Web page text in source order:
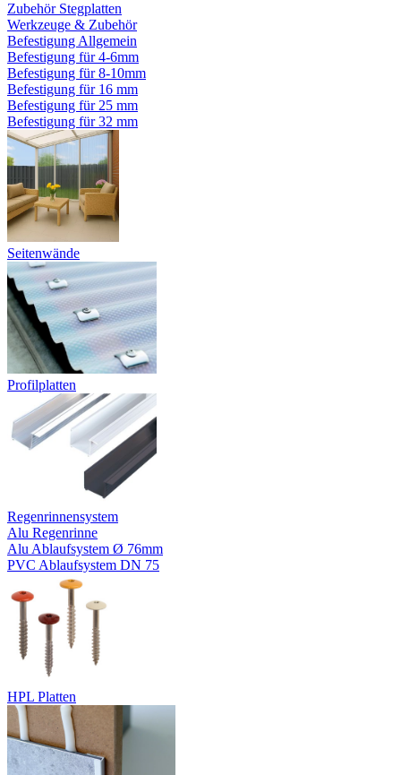
Zubehör Stegplatten
Werkzeuge & Zubehör
Befestigung Allgemein
Befestigung für 4-6mm
Befestigung für 8-10mm
Befestigung für 16 mm
Befestigung für 25 mm
Befestigung für 32 mm
Seitenwände
Profilplatten
Regenrinnensystem
Alu Regenrinne
Alu Ablaufsystem Ø 76mm
PVC Ablaufsystem DN 75
HPL Platten